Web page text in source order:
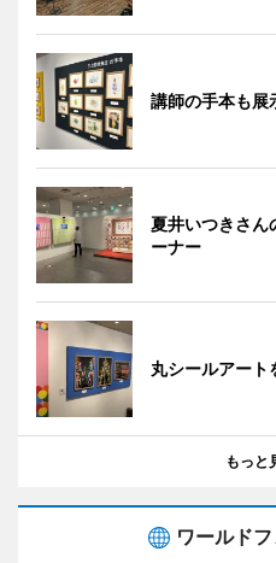
講師の手本も展
夏井いつきさん
ーナー
丸シールアート
もっと
ワールド